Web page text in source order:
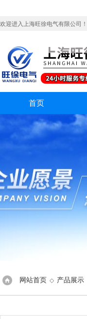
欢迎进入上海旺徐电气有限公司！
首页
网站首页 ◇ 产品展示